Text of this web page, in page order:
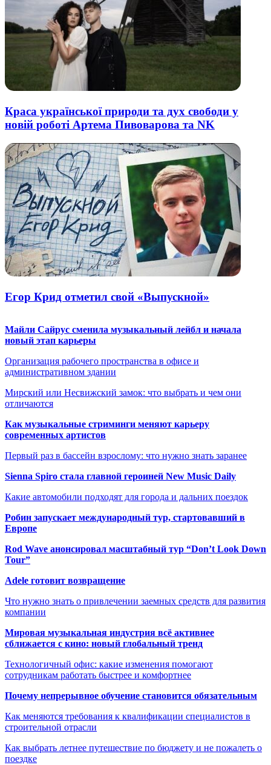
Краса української природи та дух свободи у
новій роботі Артема Пивоварова та NK
Егор Крид отметил свой «Выпускной»
Майли Сайрус сменила музыкальный лейбл и начала
новый этап карьеры
Организация рабочего пространства в офисе и
административном здании
Мирский или Несвижский замок: что выбрать и чем они
отличаются
Как музыкальные стриминги меняют карьеру
современных артистов
Первый раз в бассейн взрослому: что нужно знать заранее
Sienna Spiro стала главной героиней New Music Daily
Какие автомобили подходят для города и дальних поездок
Робин запускает международный тур, стартовавший в
Европе
Rod Wave анонсировал масштабный тур “Don’t Look Down
Tour”
Adele готовит возвращение
Что нужно знать о привлечении заемных средств для развития
компании
Мировая музыкальная индустрия всё активнее
сближается с кино: новый глобальный тренд
Технологичный офис: какие изменения помогают
сотрудникам работать быстрее и комфортнее
Почему непрерывное обучение становится обязательным
Как меняются требования к квалификации специалистов в
строительной отрасли
Как выбрать летнее путешествие по бюджету и не пожалеть о
поездке